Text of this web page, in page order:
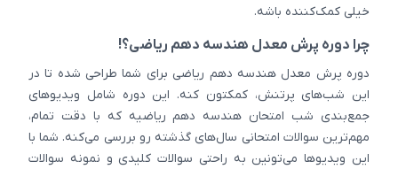
خیلی کمک‌کننده باشه.
چرا دوره پرش معدل هندسه دهم ریاضی؟!
دوره پرش معدل هندسه دهم ریاضی برای شما طراحی شده تا در
این شب‌های پرتنش، کمکتون کنه. این دوره شامل ویدیوهای
جمع‌بندی شب امتحان هندسه دهم ریاضیه که با دقت تمام،
مهم‌ترین سوالات امتحانی سال‌های گذشته رو بررسی می‌کنه. شما با
این ویدیوها می‌تونین به راحتی سوالات کلیدی و نمونه سوالات